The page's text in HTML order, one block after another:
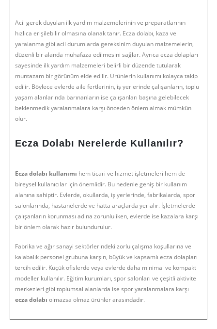
Acil gerek duyulan ilk yardım malzemelerinin ve preparatlarının
hızlıca erişilebilir olmasına olanak tanır. Ecza dolabı, kaza ve
yaralanma gibi acil durumlarda gereksinim duyulan malzemelerin,
düzenli bir alanda muhafaza edilmesini sağlar. Ayrıca ecza dolapları
sayesinde ilk yardım malzemeleri belirli bir düzende tutularak
muntazam bir görünüm elde edilir. Ürünlerin kullanımı kolayca takip
edilir. Böylece evlerde aile fertlerinin, iş yerlerinde çalışanların, toplu
yaşam alanlarında barınanların ise çalışanları başına gelebilecek
beklenmedik yaralanmalara karşı önceden önlem almak mümkün
olur.
Ecza Dolabı Nerelerde Kullanılır?
Ecza dolabı kullanımı hem ticari ve hizmet işletmeleri hem de
bireysel kullanıcılar için önemlidir. Bu nedenle geniş bir kullanım
alanına sahiptir. Evlerde, okullarda, iş yerlerinde, fabrikalarda, spor
salonlarında, hastanelerde ve hatta araçlarda yer alır. İşletmelerde
çalışanların korunması adına zorunlu iken, evlerde ise kazalara karşı
bir önlem olarak hazır bulundurulur.
Fabrika ve ağır sanayi sektörlerindeki zorlu çalışma koşullarına ve
kalabalık personel grubuna karşın, büyük ve kapsamlı ecza dolapları
tercih edilir. Küçük ofislerde veya evlerde daha minimal ve kompakt
modeller kullanılır. Eğitim kurumları, spor salonları ve çeşitli aktivite
merkezleri gibi toplumsal alanlarda ise spor yaralanmalara karşı
ecza dolabı olmazsa olmaz ürünler arasındadır.